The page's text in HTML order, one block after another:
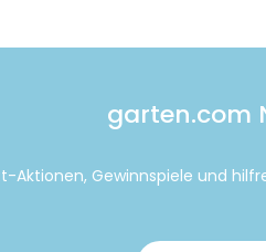
garten.com
Gewinnspiele und